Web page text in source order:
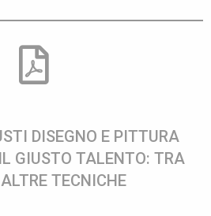
DISEGNO E PITTURA
GIUSTO TALENTO: TRA
TECNICHE